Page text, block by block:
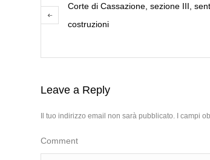
Corte di Cassazione, sezione III,
costruzioni
Leave a Reply
Il tuo indirizzo email non sarà pubblicato. I campi
Comment